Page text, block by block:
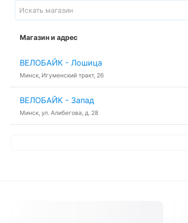
Магазин и адрес
ВЕЛОБАЙК - Лошица
Минск, Игуменский тракт, 26
ВЕЛОБАЙК - Запад
Минск, ул. Алибегова, д. 28